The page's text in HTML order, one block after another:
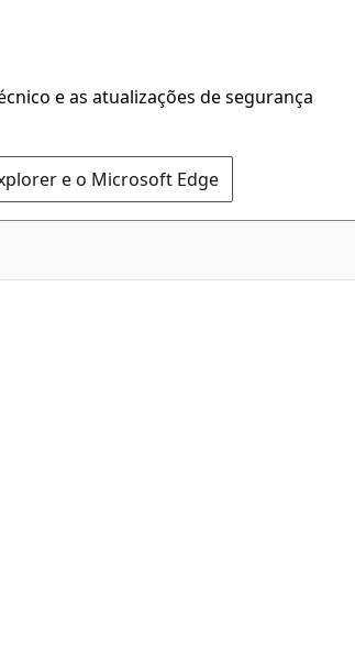
e as atualizações de segurança
e o Microsoft Edge